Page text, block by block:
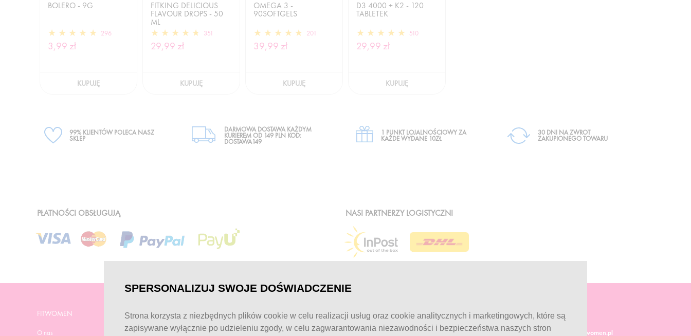
BOLERO - 9G
296
3,99 zł
KUPUJĘ
FITKING DELICIOUS
FLAVOUR DROPS - 50
ML
351
29,99 zł
KUPUJĘ
OMEGA 3 -
90SOFTGELS
201
39,99 zł
KUPUJĘ
D3 4000 + K2 - 120
TABLETEK
510
29,99 zł
KUPUJĘ
99% KLIENTÓW POLECA NASZ
SKLEP
DARMOWA DOSTAWA KAŻDYM
KURIEREM OD 149 PLN KOD:
DOSTAWA149
1 PUNKT LOJALNOŚCIOWY ZA
KAŻDE WYDANE 10ZŁ
30 DNI NA ZWROT
ZAKUPIONEGO TOWARU
PŁATNOŚCI OBSŁUGUJĄ NASI PARTNERZY LOGISTYCZNI
FITWOMEN
O nas
POMOC
Strona pomocy
MOJE KONTO
Logowanie / Rejestracja
KONTAKT
Obsługa klienta: Obsługa klienta: info@fitwomen.pl
SPERSONALIZUJ SWOJE DOŚWIADCZENIE
Strona korzysta z niezbędnych plików cookie w celu realizacji usług oraz cookie analitycznych i marketingowych, które są
zapisywane wyłącznie po udzieleniu zgody, w celu zagwarantowania niezawodności i bezpieczeństwa naszych stron